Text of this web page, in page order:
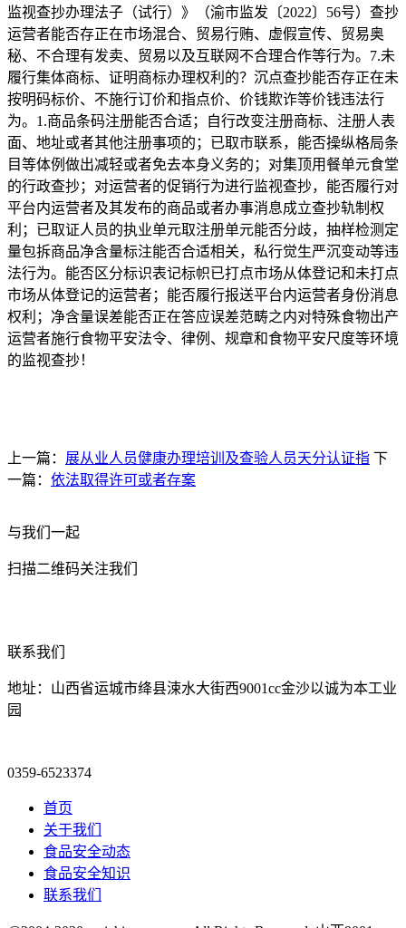
监视查抄办理法子（试行）》（渝市监发〔2022〕56号）查抄
运营者能否存正在市场混合、贸易行贿、虚假宣传、贸易奥
秘、不合理有发卖、贸易以及互联网不合理合作等行为。7.未
履行集体商标、证明商标办理权利的？沉点查抄能否存正在未
按明码标价、不施行订价和指点价、价钱欺诈等价钱违法行
为。1.商品条码注册能否合适；自行改变注册商标、注册人表
面、地址或者其他注册事项的；已取市联系，能否操纵格局条
目等体例做出减轻或者免去本身义务的；对集顶用餐单元食堂
的行政查抄；对运营者的促销行为进行监视查抄，能否履行对
平台内运营者及其发布的商品或者办事消息成立查抄轨制权
利；已取证人员的执业单元取注册单元能否分歧，抽样检测定
量包拆商品净含量标注能否合适相关，私行觉生严沉变动等违
法行为。能否区分标识表记标帜已打点市场从体登记和未打点
市场从体登记的运营者；能否履行报送平台内运营者身份消息
权利；净含量误差能否正在答应误差范畴之内对特殊食物出产
运营者施行食物平安法令、律例、规章和食物平安尺度等环境
的监视查抄！
上一篇： 展从业人员健康办理培训及查验人员天分认证指 下
一篇： 依法取得许可或者存案
与我们一起
扫描二维码关注我们
联系我们
地址：山西省运城市绛县涑水大街西9001cc金沙以诚为本工业
园
0359-6523374
首页
关于我们
食品安全动态
食品安全知识
联系我们